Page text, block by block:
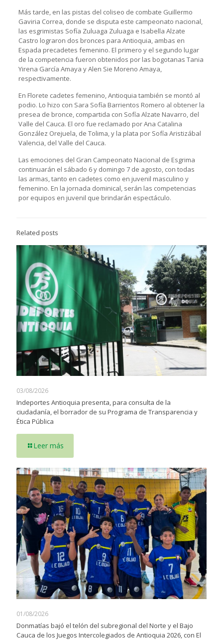
Más tarde, en las pistas del coliseo de combate Guillermo
Gaviria Correa, donde se disputa este campeonato nacional,
las esgrimistas Sofía Zuluaga Zuluaga e Isabella Alzate
Castro lograron dos bronces para Antioquia, ambas en
Espada precadetes femenino. El primero y el segundo lugar
de la competencia fueron obtenidos por las bogotanas Tania
Yirena García Amaya y Alen Sie Moreno Amaya,
respectivamente.
En Florete cadetes femenino, Antioquia también se montó al
podio. Lo hizo con Sara Sofía Barrientos Romero al obtener la
presea de bronce, compartida con Sofía Alzate Navarro, del
Valle del Cauca. El oro fue reclamado por Ana Catalina
González Orejuela, de Tolima, y la plata por Sofía Aristizábal
Valencia, del Valle del Cauca.
Las emociones del Gran Campeonato Nacional de Esgrima
continuarán el sábado 6 y domingo 7 de agosto, con todas
las armas, tanto en cadetes como en juvenil masculino y
femenino. En la jornada dominical, serán las competencias
por equipos en juvenil que brindarán espectáculo.
Related posts
03/08/2026
Indeportes Antioquia presenta, para consulta de la
ciudadanía, el borrador de su Programa de Transparencia y
Ética Pública
Leer más
01/08/2026
Donmatías bajó el telón del subregional del Norte y el Bajo
Cauca de los Juegos Intercolegiados de Antioquia 2026, con El